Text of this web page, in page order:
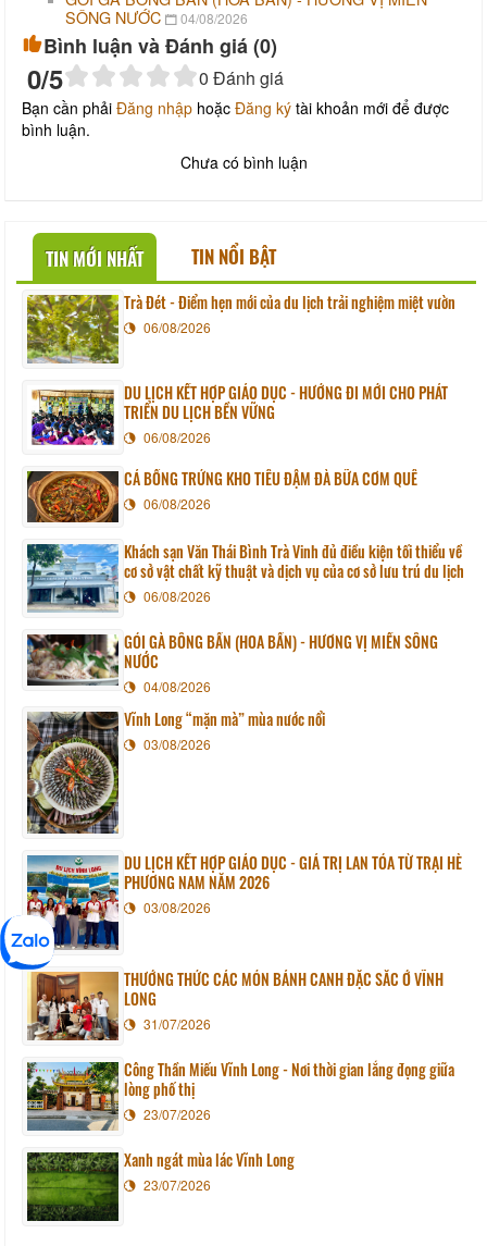
SÔNG NƯỚC
04/08/2026
Bình luận và Đánh giá (0)
0/5 0 Đánh giá
Bạn cần phải Đăng nhập hoặc Đăng ký tài khoản mới để được
bình luận.
Chưa có bình luận
TIN MỚI NHẤT TIN NỔI BẬT
Trà Đét - Điểm hẹn mới của du lịch trải nghiệm miệt vườn
06/08/2026
DU LỊCH KẾT HỢP GIÁO DỤC - HƯỚNG ĐI MỚI CHO PHÁT
TRIỂN DU LỊCH BỀN VỮNG
06/08/2026
CÁ BỐNG TRỨNG KHO TIÊU ĐẬM ĐÀ BỮA CƠM QUÊ
06/08/2026
Khách sạn Văn Thái Bình Trà Vinh đủ điều kiện tối thiểu về
cơ sở vật chất kỹ thuật và dịch vụ của cơ sở lưu trú du lịch
06/08/2026
GỎI GÀ BÔNG BẦN (HOA BẦN) - HƯƠNG VỊ MIỀN SÔNG
NƯỚC
04/08/2026
Vĩnh Long “mặn mà” mùa nước nổi
03/08/2026
DU LỊCH KẾT HỢP GIÁO DỤC - GIÁ TRỊ LAN TỎA TỪ TRẠI HÈ
PHƯƠNG NAM NĂM 2026
03/08/2026
THƯỞNG THỨC CÁC MÓN BÁNH CANH ĐẶC SẮC Ở VĨNH
LONG
31/07/2026
Công Thần Miếu Vĩnh Long - Nơi thời gian lắng đọng giữa
lòng phố thị
23/07/2026
Xanh ngát mùa lác Vĩnh Long
23/07/2026